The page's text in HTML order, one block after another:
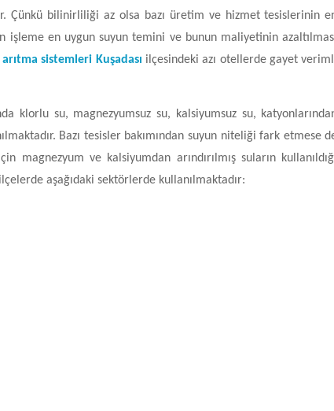
Çünkü bilinirliliği az olsa bazı üretim ve hizmet tesislerinin
en uygun suyun temini ve bunun maliyetinin
arıtma sistemleri Kuşadası ilçesindeki azı otellerde gayet
klorlu su, magnezyumsuz su, kalsiyumsuz su,
Bazı tesisler bakımından suyun niteliği fark etmese
magnezyum ve kalsiyumdan arındırılmış suların
aşağıdaki sektörlerde kullanılmaktadır: